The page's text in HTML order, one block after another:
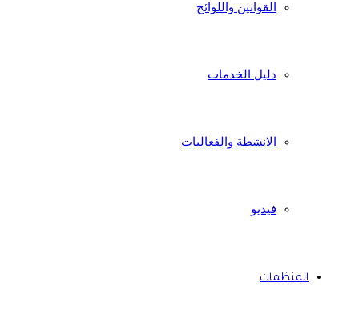
القوانين واللوائح
دليل الخدمات
الانشطة والفعاليات
فيديو
المنظمات